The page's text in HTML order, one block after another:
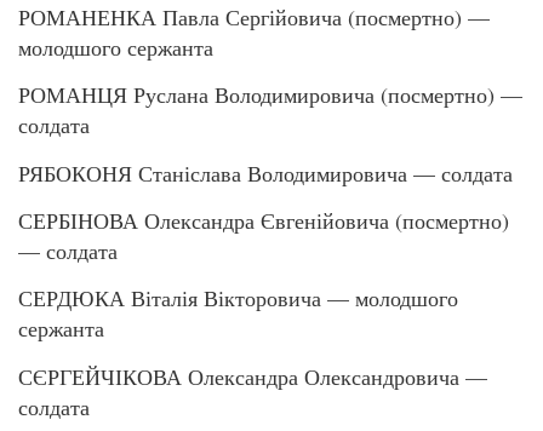
РОМАНЕНКА Павла Сергійовича (посмертно) —
молодшого сержанта
РОМАНЦЯ Руслана Володимировича (посмертно) —
солдата
РЯБОКОНЯ Станіслава Володимировича — солдата
СЕРБІНОВА Олександра Євгенійовича (посмертно)
— солдата
СЕРДЮКА Віталія Вікторовича — молодшого
сержанта
СЄРГЕЙЧІКОВА Олександра Олександровича —
солдата